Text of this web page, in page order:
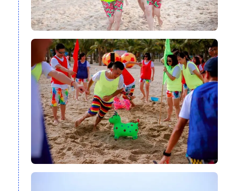
phá các hòn đảo nổi tiếng, thưởng thức hải sản tươi ngon, tắm
bùn khoáng và tham gia các hoạt động giải trí trên biển. Với
lịch trình được thiết kế hợp lý, tour du lịch Nha Trang 3 ngày
giúp du khách có đủ thời gian để khám phá những điểm đến
nổi bật và tận hưởng kỳ nghỉ một cách trọn vẹn.